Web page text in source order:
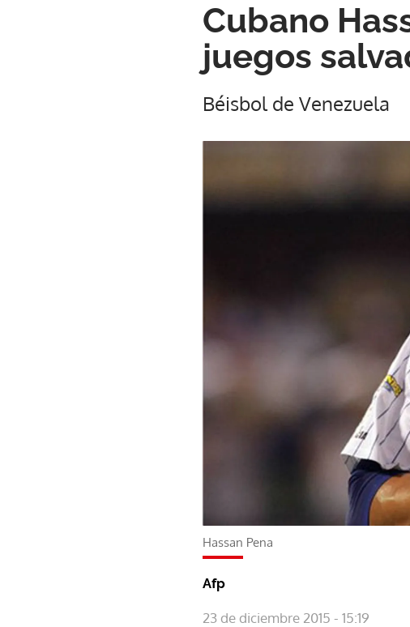
Cubano
juegos
Béisbol de Venezuela
Hassan Pena
Afp
23 de diciembre 2015 - 15:19